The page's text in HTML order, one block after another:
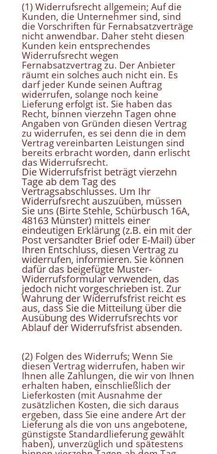
(1) Widerrufsrecht allgemein; Auf die
Kunden, die Unternehmer sind, sind
die Vorschriften für Fernabsatzverträge
nicht anwendbar. Daher steht diesen
Kunden kein entsprechendes
Widerrufsrecht wegen
Fernabsatzvertrag zu. Der Anbieter
räumt ein solches auch nicht ein. Es
darf jeder Kunde seinen Auftrag
widerrufen, solange noch keine
Lieferung erfolgt ist. Sie haben das
Recht, binnen vierzehn Tagen ohne
Angaben von Gründen diesen Vertrag
zu widerrufen, es sei denn die in dem
Vertrag vereinbarten Leistungen sind
bereits erbracht worden, dann erlischt
das Widerrufsrecht.
Die Widerrufsfrist beträgt vierzehn
Tage ab dem Tag des
Vertragsabschlusses. Um Ihr
Widerrufsrecht auszuüben, müssen
Sie uns (Birte Stehle, Schürbusch 16A,
48163 Münster) mittels einer
eindeutigen Erklärung (z.B. ein mit der
Post versandter Brief oder E-Mail) über
Ihren Entschluss, diesen Vertrag zu
widerrufen, informieren. Sie können
dafür das beigefügte Muster-
Widerrufsformular verwenden, das
jedoch nicht vorgeschrieben ist. Zur
Wahrung der Widerrufsfrist reicht es
aus, dass Sie die Mitteilung über die
Ausübung des Widerrufsrechts vor
Ablauf der Widerrufsfrist absenden.
(2) Folgen des Widerrufs; Wenn Sie
diesen Vertrag widerrufen, haben wir
Ihnen alle Zahlungen, die wir von Ihnen
erhalten haben, einschließlich der
Lieferkosten (mit Ausnahme der
zusätzlichen Kosten, die sich daraus
ergeben, dass Sie eine andere Art der
Lieferung als die von uns angebotene,
günstigste Standardlieferung gewählt
haben), unverzüglich und spätestens